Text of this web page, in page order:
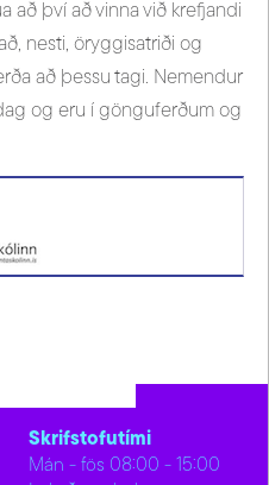
að því að vinna við krefjandi
nesti, öryggisatriði og
að þessu tagi. Nemendur
og eru í gönguferðum og
Skrifstofutími
Mán - fös 08:00 - 15:00